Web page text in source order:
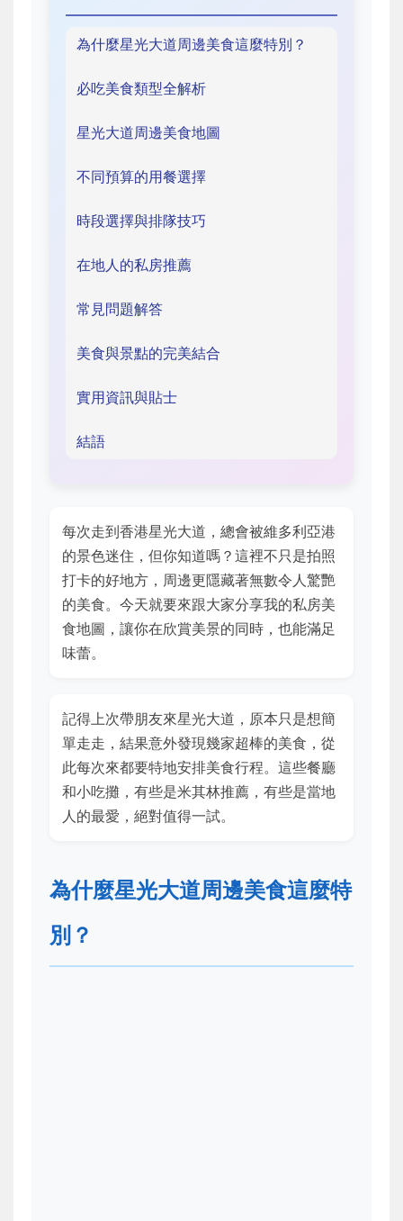
為什麼星光大道周邊美食這麼特別？
必吃美食類型全解析
星光大道周邊美食地圖
不同預算的用餐選擇
時段選擇與排隊技巧
在地人的私房推薦
常見問題解答
美食與景點的完美結合
實用資訊與貼士
結語
每次走到香港星光大道，總會被維多利亞港
的景色迷住，但你知道嗎？這裡不只是拍照
打卡的好地方，周邊更隱藏著無數令人驚艷
的美食。今天就要來跟大家分享我的私房美
食地圖，讓你在欣賞美景的同時，也能滿足
味蕾。
記得上次帶朋友來星光大道，原本只是想簡
單走走，結果意外發現幾家超棒的美食，從
此每次來都要特地安排美食行程。這些餐廳
和小吃攤，有些是米其林推薦，有些是當地
人的最愛，絕對值得一試。
為什麼星光大道周邊美食這麼特
別？